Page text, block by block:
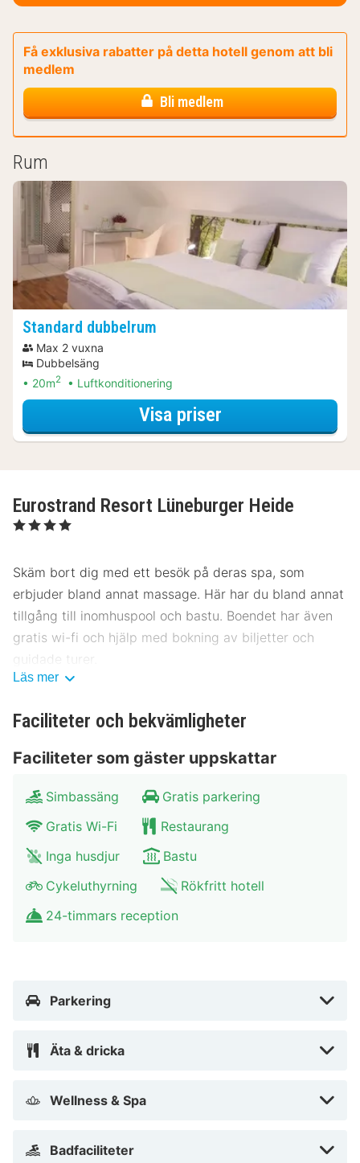
Få exklusiva rabatter på detta hotell genom att bli
medlem
Bli medlem
Rum
Standard dubbelrum
Max 2 vuxna
Dubbelsäng
20m2 Luftkonditionering
Visa priserför Standard
Eurostrand Resort Lüneburger Heide
, 4 Stjärnor
Skäm bort dig med ett besök på deras spa, som
erbjuder bland annat massage. Här har du bland annat
tillgång till inomhuspool och bastu. Boendet har även
gratis wi-fi och hjälp med bokning av biljetter och
guidade turer.
som serverar gäster underbar mat. Avsluta dagen med
dagligen mot en avgift från 08.00 till 10.30.
Hotelstars Union tilldelar officiella stjärnklassificeringar
för boenden i Tyskland. Detta boende har klassificerats
som 4 stars.
gratis dagstidningar i lobbyn och
kemtvätt/tvättjänster. Detta hotell har 5 konferensrum
Känn dig som hemma i ett av de 80 rummen med
På rummet finns värdeförvaringsskåp och spjälsängar
erbjuds dagligen.
Heath Nature Park - 13,7 km Museum - 14,9 km Heide-
Läs mer
Faciliteter och bekvämligheter
Faciliteter som gäster uppskattar
Simbassäng
Gratis parkering
Gratis Wi-Fi
Restaurang
Inga husdjur
Bastu
Cykeluthyrning
Rökfritt hotell
24-timmars reception
Parkering
Äta & dricka
Wellness & Spa
Badfaciliteter